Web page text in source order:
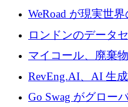
電技術の規模拡大
WeRoad が現実世
めに 5,800 万ドル
ロンドンのデータ
州と中東の拡張に
マイコール、廃棄
に400万ポンドを投
RevEng.AI、AI 生
確保するために
Go Swag がグロー